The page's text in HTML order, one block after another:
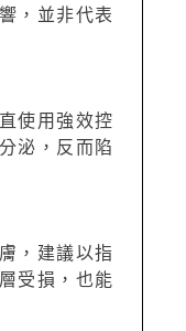
，並非代表
使用強效控
泌，反而陷
，建議以指
受損，也能